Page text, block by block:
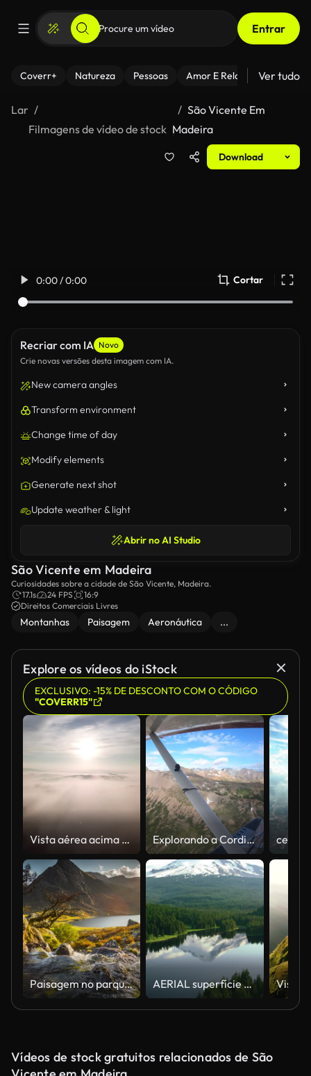
Entrar
Coverr+ Natureza Pessoas Amor E Relacionamentos
Ver tudo
Lar
Filmagens de vídeo de stock
São Vicente Em
Madeira
Download
0:00 / 0:00 Cortar
Recriar com IA Novo
Crie novas versões desta imagem com IA.
New camera angles
Transform environment
Change time of day
Modify elements
Generate next shot
Update weather & light
Abrir no AI Studio
São Vicente em Madeira
Curiosidades sobre a cidade de São Vicente, Madeira.
17.1s
24 FPS
16:9
Direitos Comerciais Livres
Montanhas Paisagem Aeronáutica ...
Explore os vídeos do iStock
EXCLUSIVO: -15% DE DESCONTO COM O CÓDIGO
"COVERR15"
Vista aérea acima das nuvens e o céu em tempo do amanhecer, o conceito de inspiração Explorando a Cordilheira Chilcotin na Colúmbia Britânica no verão, Montanhas da Costa
Paisagem no parque nacional de Snowdonia em Wales, Reino Unido - tiro do guindaste AERIAL superfície calma de um lago na floresta, refletindo o Belo Monte Hood no fundo
Vídeos de stock gratuitos relacionados de São